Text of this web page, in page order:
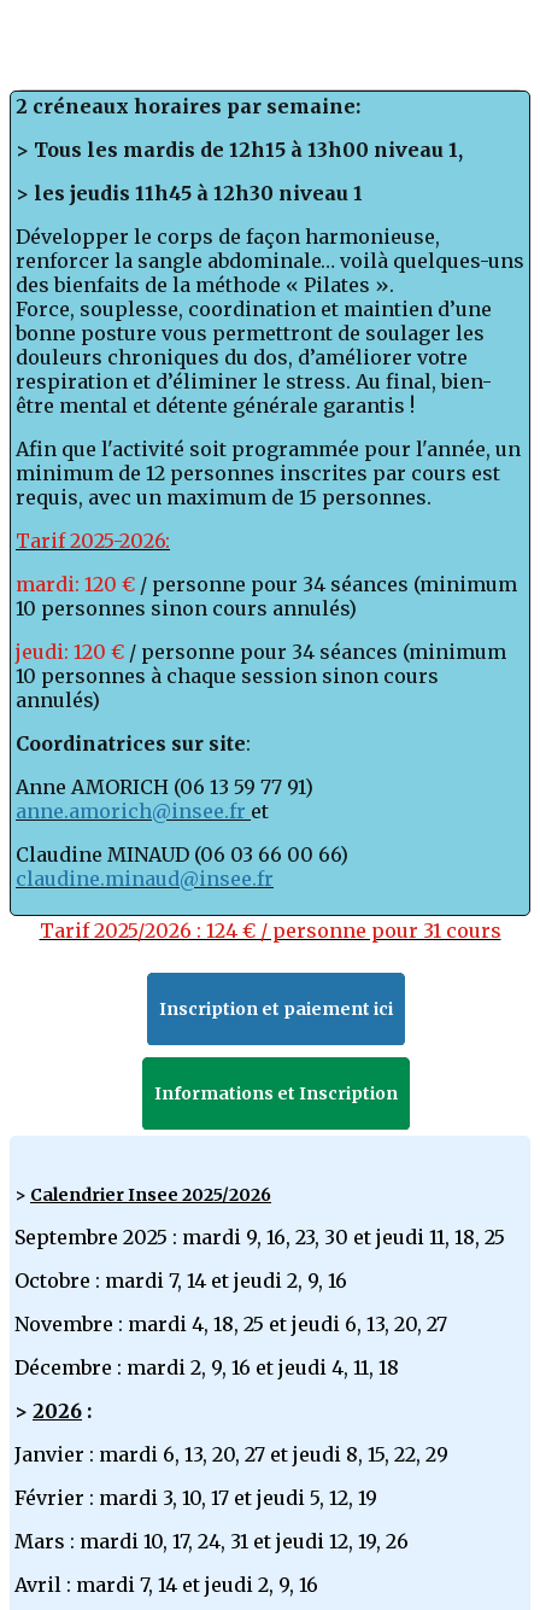
2 créneaux horaires par semaine:
> Tous les mardis de 12h15 à 13h00 niveau 1,
> les jeudis 11h45 à 12h30 niveau 1
Développer le corps de façon harmonieuse,
renforcer la sangle abdominale… voilà quelques-uns
des bienfaits de la méthode « Pilates ».
Force, souplesse, coordination et maintien d’une
bonne posture vous permettront de soulager les
douleurs chroniques du dos, d’améliorer votre
respiration et d’éliminer le stress. Au final, bien-
être mental et détente générale garantis !
Afin que l'activité soit programmée pour l'année, un
minimum de 12 personnes inscrites par cours est
requis, avec un maximum de 15 personnes.
Tarif 2025-2026:
mardi: 120 € / personne pour 34 séances (minimum
10 personnes sinon cours annulés)
jeudi: 120 € / personne pour 34 séances (minimum
10 personnes à chaque session sinon cours
annulés)
Coordinatrices sur site:
Anne AMORICH (06 13 59 77 91)
anne.amorich@insee.fr et
Claudine MINAUD (06 03 66 00 66)
claudine.minaud@insee.fr
Tarif 2025/2026 : 124 € / personne pour 31 cours
Inscription et paiement ici
Informations et Inscription
> Calendrier Insee 2025/2026
Septembre 2025 : mardi 9, 16, 23, 30 et jeudi 11, 18, 25
Octobre : mardi 7, 14 et jeudi 2, 9, 16
Novembre : mardi 4, 18, 25 et jeudi 6, 13, 20, 27
Décembre : mardi 2, 9, 16 et jeudi 4, 11, 18
> 2026 :
Janvier : mardi 6, 13, 20, 27 et jeudi 8, 15, 22, 29
Février : mardi 3, 10, 17 et jeudi 5, 12, 19
Mars : mardi 10, 17, 24, 31 et jeudi 12, 19, 26
Avril : mardi 7, 14 et jeudi 2, 9, 16